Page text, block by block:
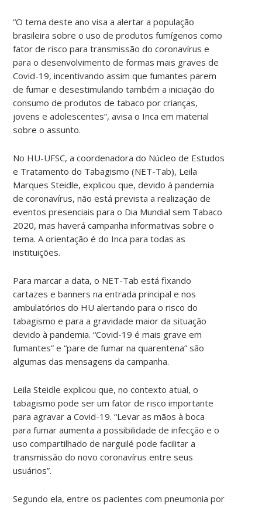
“O tema deste ano visa a alertar a população
brasileira sobre o uso de produtos fumígenos como
fator de risco para transmissão do coronavírus e
para o desenvolvimento de formas mais graves de
Covid-19, incentivando assim que fumantes parem
de fumar e desestimulando também a iniciação do
consumo de produtos de tabaco por crianças,
jovens e adolescentes”, avisa o Inca em material
sobre o assunto.
No HU-UFSC, a coordenadora do Núcleo de Estudos
e Tratamento do Tabagismo (NET-Tab), Leila
Marques Steidle, explicou que, devido à pandemia
de coronavírus, não está prevista a realização de
eventos presenciais para o Dia Mundial sem Tabaco
2020, mas haverá campanha informativas sobre o
tema. A orientação é do Inca para todas as
instituições.
Para marcar a data, o NET-Tab está fixando
cartazes e banners na entrada principal e nos
ambulatórios do HU alertando para o risco do
tabagismo e para a gravidade maior da situação
devido à pandemia. “Covid-19 é mais grave em
fumantes” e “pare de fumar na quarentena” são
algumas das mensagens da campanha.
Leila Steidle explicou que, no contexto atual, o
tabagismo pode ser um fator de risco importante
para agravar a Covid-19. “Levar as mãos à boca
para fumar aumenta a possibilidade de infecção e o
uso compartilhado de narguilé pode facilitar a
transmissão do novo coronavírus entre seus
usuários”.
Segundo ela, entre os pacientes com pneumonia por